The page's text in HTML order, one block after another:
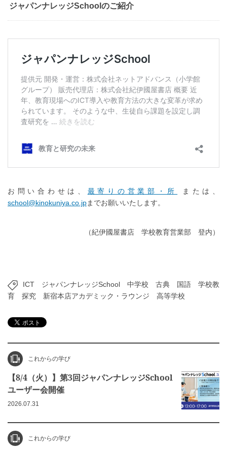
ジャパンナレッジSchoolのご紹介
お問い合わせは、 最寄りの営業部・所
または、
school@kinokuniya.co.jpまでお願いいたします。
（紀伊國屋書店 学校教育営業部 登内）
ICT ジャパンナレッジSchool 中学校 古典 国語
学校教
育
探究 新宿本店アカデミック・ラウンジ 高等学校
これからの学び
【8/4（火）】第3回ジャパンナレッジSchool
ユーザー会開催
2026.07.31
これからの学び